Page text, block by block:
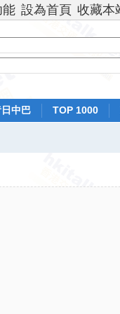
能 設為首頁 收藏本
中巴 TOP 1000